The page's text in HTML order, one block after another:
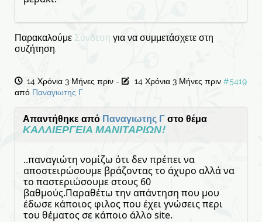
Παρακαλούμε Σύνδεση για να συμμετάσχετε στη
συζήτηση.
14 Χρόνια 3 Μήνες πριν - 14 Χρόνια 3 Μήνες πριν #5419
από Παναγιωτης Γ
Απαντήθηκε από Παναγιωτης Γ στο θέμα
ΚΑΛΛΙΕΡΓΕΙΑ ΜΑΝΙΤΑΡΙΩΝ!
..παναγιώτη νομίζω ότι δεν πρέπει να
αποστειρώσουμε βράζοντας το άχυρο αλλά να
το παστεριώσουμε στους 60
βαθμούς.Παραθέτω την απάντηση που μου
έδωσε κάποιος φιλος που έχει γνώσεις περι
του θέματος σε κάποιο άλλο site.